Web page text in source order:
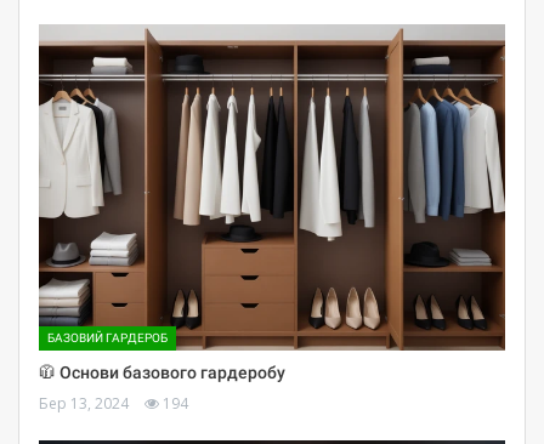
БАЗОВИЙ ГАРДЕРОБ
🧥 Основи базового гардеробу
Бер 13, 2024 194